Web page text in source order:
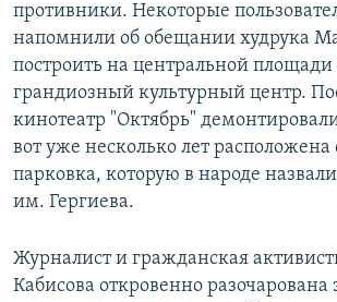
противники. Некоторые
напомнили об обещании худрука
построить на центральной площади
грандиозный культурный центр.
кинотеатр "Октябрь"
вот уже несколько лет
парковка, которую в народе
им. Гергиева.
Журналист и гражданская
Кабисова откровенно разочарована